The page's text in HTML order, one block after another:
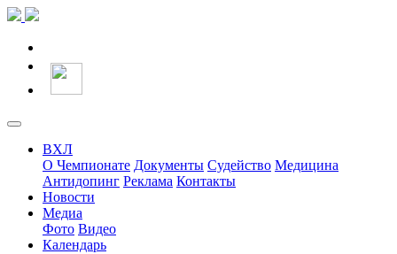
ВХЛ
О Чемпионате Документы Судейство Медицина
Антидопинг Реклама Контакты
Новости
Медиа
Фото Видео
Календарь